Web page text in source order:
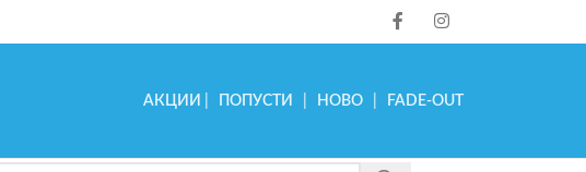
АКЦИИ ПОПУСТИ НОВО FADE-OUT